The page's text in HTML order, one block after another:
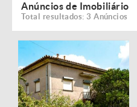
Anúncios de Imobiliário
Total resultados: 3 Anúncios